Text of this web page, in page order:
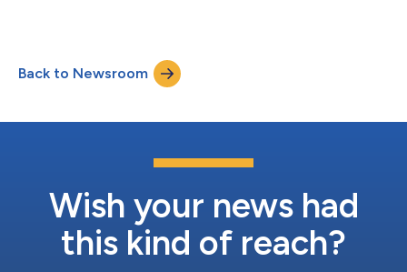
het VSP financiële instellingen, fintechs en andere
betaaldienstverleners een eenvoudige manier om stablecoins te
verkrijgen, op te slaan en in t...
Back to Newsroom
Wish your news had
this kind of reach?